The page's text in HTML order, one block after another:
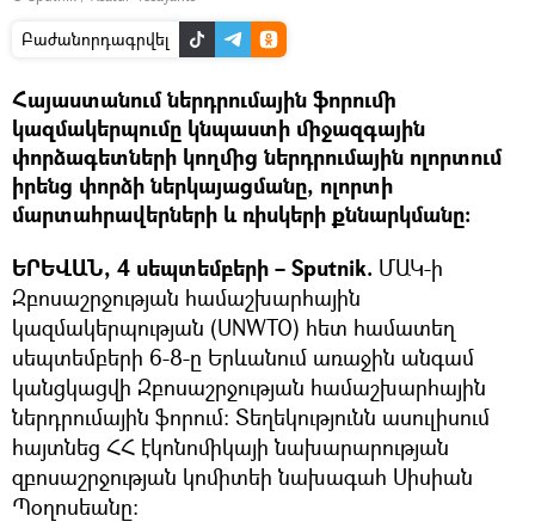
Բաժանորդագրվել
Հայաստանում ներդրումային ֆորումի
կազմակերպումը կնպաստի միջազգային
փորձագետների կողմից ներդրումային ոլորտում
իրենց փորձի ներկայացմանը, ոլորտի
մարտահրավերների և ռիսկերի քննարկմանը:
ԵՐԵՎԱՆ, 4 սեպտեմբերի – Sputnik. ՄԱԿ-ի
Զբոսաշրջության համաշխարհային
կազմակերպության (UNWTO) հետ համատեղ
սեպտեմբերի 6-8-ը Երևանում առաջին անգամ
կանցկացվի Զբոսաշրջության համաշխարհային
ներդրումային ֆորում։ Տեղեկությունն ասուլիսում
հայտնեց ՀՀ էկոնոմիկայի նախարարության
զբոսաշրջության կոմիտեի նախագահ Սիսիան
Պօղոսեանը։